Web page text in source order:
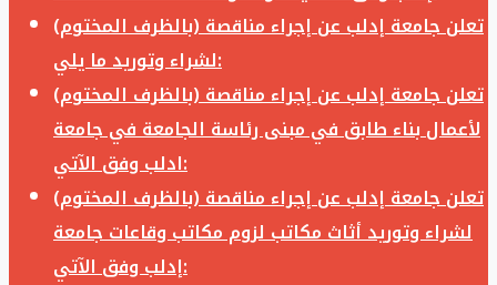
تعلن جامعة إدلب عن إجراء مناقصة (بالظرف المختوم)
لشراء وتوريد ما يلي:
تعلن جامعة إدلب عن إجراء مناقصة (بالظرف المختوم)
لأعمال بناء طابق في مبنى رئاسة الجامعة في جامعة
ادلب وفق الآتي:
تعلن جامعة إدلب عن إجراء مناقصة (بالظرف المختوم)
لشراء وتوريد أثاث مكاتب لزوم مكاتب وقاعات جامعة
إدلب وفق الآتي: